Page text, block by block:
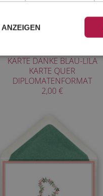
KARTE DANKE BLAU-LILA
KARTE QUER
DIPLOMATENFORMAT
2,00 €
ANZEIGEN